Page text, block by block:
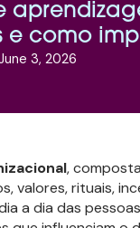
e como
3, 2026
,
valores, rituais,
a dia das